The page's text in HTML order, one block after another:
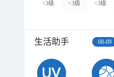
<3级 <3级 <3级
生活助手 08-09